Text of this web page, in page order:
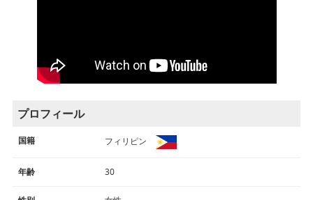
プロフィール
国籍 フィリピン
年齢 30